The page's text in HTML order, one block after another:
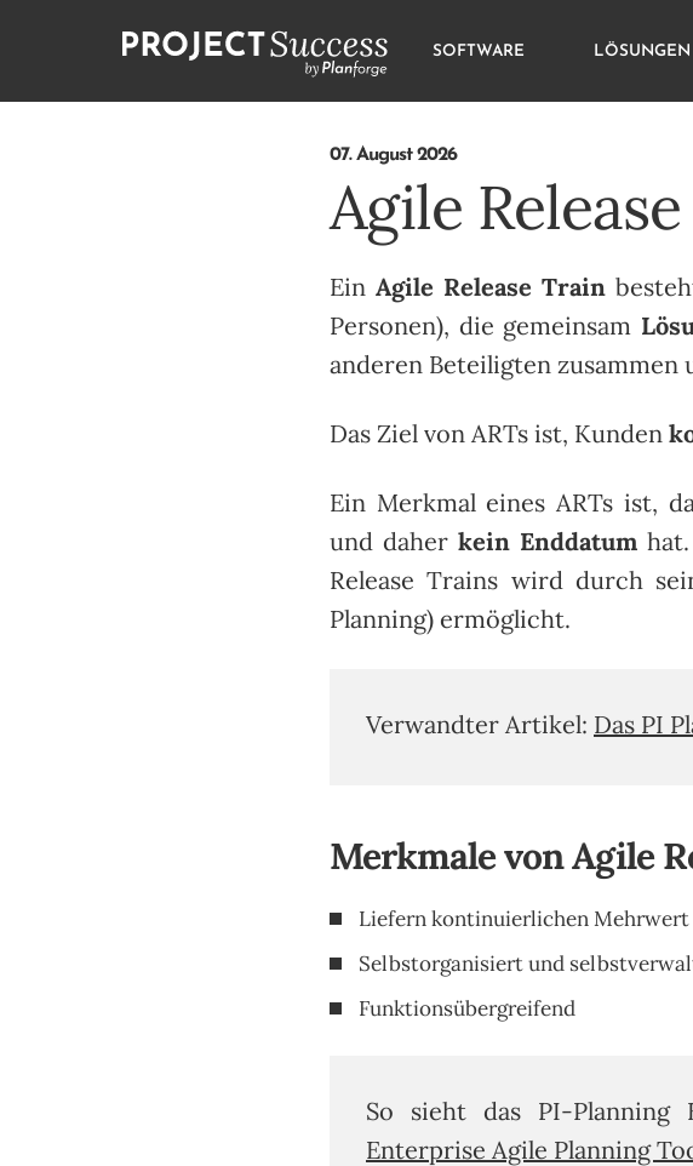
SOFTWARE LÖSUNGEN
07. August 2026
Agile
Ein Agile Release Train
Personen), die gemeinsam
anderen Beteiligten
Das Ziel von ARTs ist, Kunden
Ein Merkmal eines ARTs ist,
und daher kein Enddatumhat.
Release Trains wird durch
Planning) ermöglicht.
Verwandter Artikel: Das PI
Merkmale von Agile
Liefern kontinuierlichen Mehrwert
Selbstorganisiert und
Funktionsübergreifend
So sieht das PI-
Enterprise Agile Planning